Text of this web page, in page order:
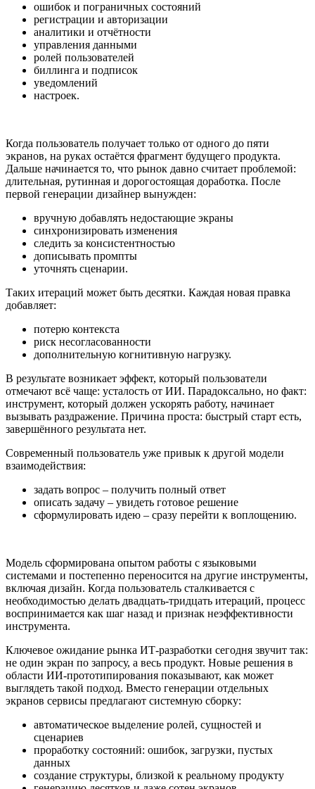
ошибок и пограничных состояний
регистрации и авторизации
аналитики и отчётности
управления данными
ролей пользователей
биллинга и подписок
уведомлений
настроек.
Когда пользователь получает только от одного до пяти
экранов, на руках остаётся фрагмент будущего продукта.
Дальше начинается то, что рынок давно считает проблемой:
длительная, рутинная и дорогостоящая доработка. После
первой генерации дизайнер вынужден:
вручную добавлять недостающие экраны
синхронизировать изменения
следить за консистентностью
дописывать промпты
уточнять сценарии.
Таких итераций может быть десятки. Каждая новая правка
добавляет:
потерю контекста
риск несогласованности
дополнительную когнитивную нагрузку.
В результате возникает эффект, который пользователи
отмечают всё чаще: усталость от ИИ. Парадоксально, но факт:
инструмент, который должен ускорять работу, начинает
вызывать раздражение. Причина проста: быстрый старт есть,
завершённого результата нет.
Современный пользователь уже привык к другой модели
взаимодействия:
задать вопрос – получить полный ответ
описать задачу – увидеть готовое решение
сформулировать идею – сразу перейти к воплощению.
Модель сформирована опытом работы с языковыми
системами и постепенно переносится на другие инструменты,
включая дизайн. Когда пользователь сталкивается с
необходимостью делать двадцать-тридцать итераций, процесс
воспринимается как шаг назад и признак неэффективности
инструмента.
Ключевое ожидание рынка ИТ-разработки сегодня звучит так:
не один экран по запросу, а весь продукт. Новые решения в
области ИИ-прототипирования показывают, как может
выглядеть такой подход. Вместо генерации отдельных
экранов сервисы предлагают системную сборку:
автоматическое выделение ролей, сущностей и
сценариев
проработку состояний: ошибок, загрузки, пустых
данных
создание структуры, близкой к реальному продукту